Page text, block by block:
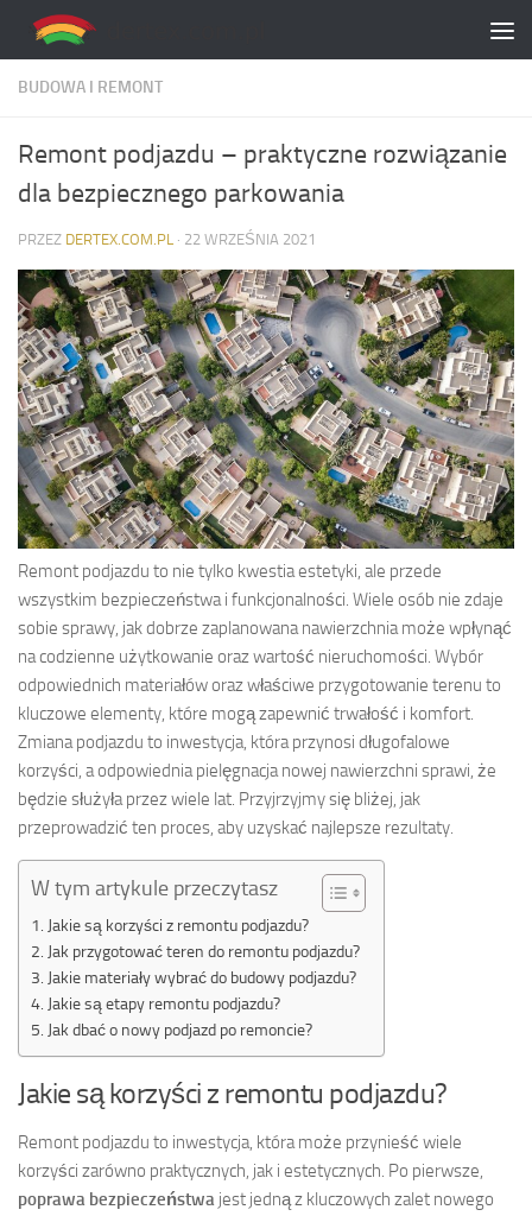
Skip to content
BUDOWA I REMONT
Remont podjazdu – praktyczne rozwiązanie
dla bezpiecznego parkowania
PRZEZ DERTEX.COM.PL · 22 WRZEŚNIA 2021
Remont podjazdu to nie tylko kwestia estetyki, ale przede
wszystkim bezpieczeństwa i funkcjonalności. Wiele osób nie zdaje
sobie sprawy, jak dobrze zaplanowana nawierzchnia może wpłynąć
na codzienne użytkowanie oraz wartość nieruchomości. Wybór
odpowiednich materiałów oraz właściwe przygotowanie terenu to
kluczowe elementy, które mogą zapewnić trwałość i komfort.
Zmiana podjazdu to inwestycja, która przynosi długofalowe
korzyści, a odpowiednia pielęgnacja nowej nawierzchni sprawi, że
będzie służyła przez wiele lat. Przyjrzyjmy się bliżej, jak
przeprowadzić ten proces, aby uzyskać najlepsze rezultaty.
W tym artykule przeczytasz
Jakie są korzyści z remontu podjazdu?
Jak przygotować teren do remontu podjazdu?
Jakie materiały wybrać do budowy podjazdu?
Jakie są etapy remontu podjazdu?
Jak dbać o nowy podjazd po remoncie?
Jakie są korzyści z remontu podjazdu?
Remont podjazdu to inwestycja, która może przynieść wiele
korzyści zarówno praktycznych, jak i estetycznych. Po pierwsze,
poprawa bezpieczeństwa jest jedną z kluczowych zalet nowego